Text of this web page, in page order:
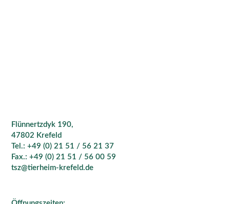
Flünnertzdyk 190,
47802 Krefeld
Tel.: +49 (0) 21 51 / 56 21 37
Fax.: +49 (0) 21 51 / 56 00 59
tsz@tierheim-krefeld.de